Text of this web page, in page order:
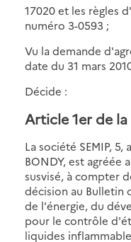
17020 et les règles
numéro 3-0593 ;
Vu la demande
date du 31 mars
Décide :
Article 1er de
La société SEMIP, 5,
BONDY, est agréée
susvisé, à compter
décision au Bulletin
de l'énergie, du
pour le contrôle
liquides